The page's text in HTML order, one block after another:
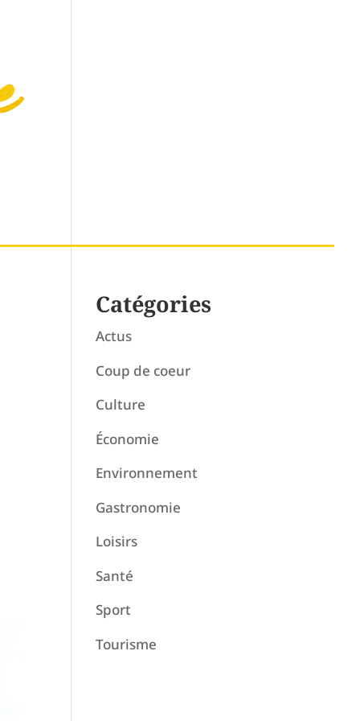
Catégories
Actus
Coup de coeur
Culture
Économie
Environnement
Gastronomie
Loisirs
Santé
Sport
Tourisme